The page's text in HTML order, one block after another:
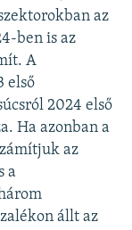
az
ben is az
A
első
2024 első
Ha azonban a
az
a
állt az